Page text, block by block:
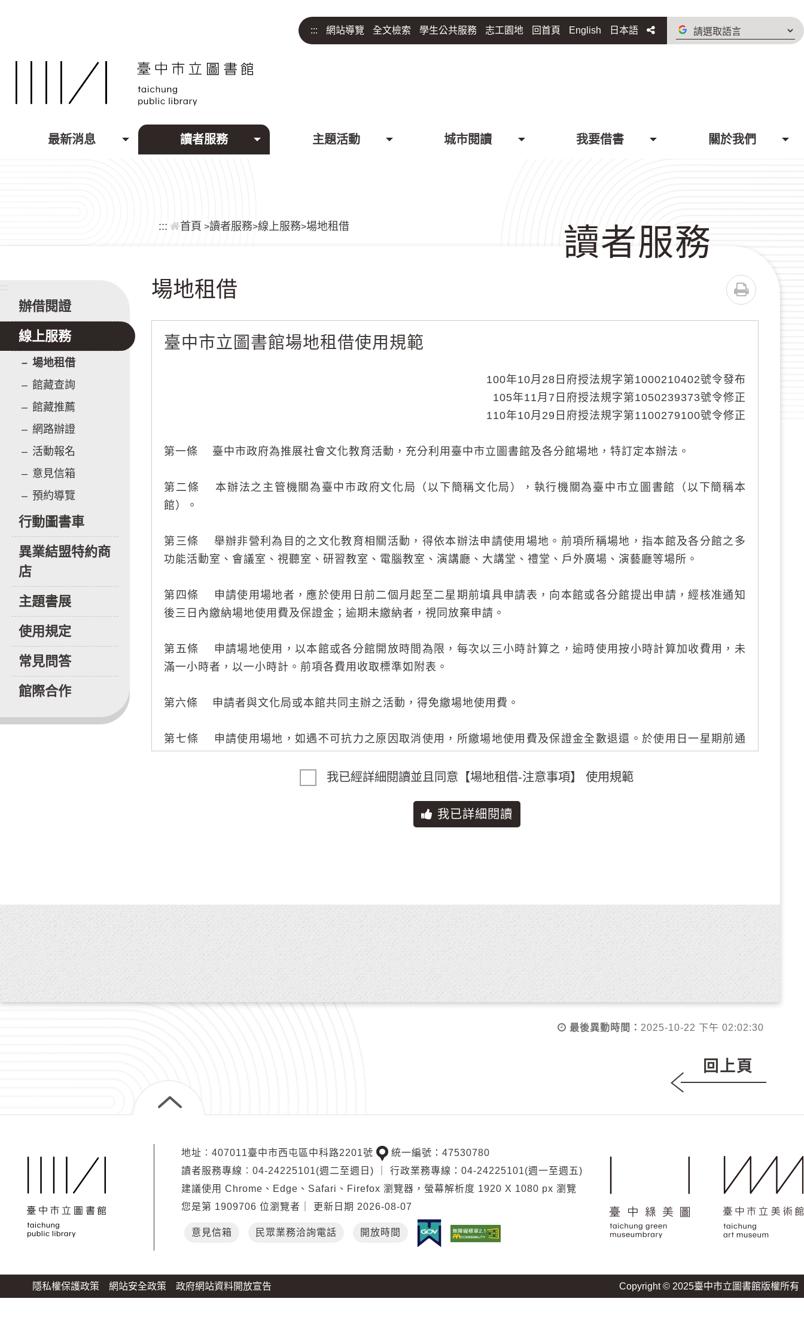
::: 網站導覽 全文檢索 學生公共服務 志工園地 回首頁 English 日本語 分享
請
選
最新消息 讀者服務 主題活動 城市閱讀 我要借書 關於我們
::: 首頁 >讀者服務>線上服務>場地租借 讀者服務
:::
辦借閱證
線上服務
場地租借
館藏查詢
館藏推薦
網路辦證
活動報名
意見信箱
預約導覽
行動圖書車
異業結盟特約商
店
主題書展
使用規定
常見問答
館際合作
場地租借
臺中市立圖書館場地租借使用規範
100年10月28日府授法規字第1000210402號令發布
105年11月7日府授法規字第1050239373號令修正
110年10月29日府授法規字第1100279100號令修正
第一條 臺中市政府為推展社會文化教育活動，充分利用臺中市立圖書館及各分館場地，特訂定本辦法。
第二條 本辦法之主管機關為臺中市政府文化局（以下簡稱文化局），執行機關為臺中市立圖書館（以下簡稱本
館）。
第三條 舉辦非營利為目的之文化教育相關活動，得依本辦法申請使用場地。前項所稱場地，指本館及各分館之多
功能活動室、會議室、視聽室、研習教室、電腦教室、演講廳、大講堂、禮堂、戶外廣場、演藝廳等場所。
第四條 申請使用場地者，應於使用日前二個月起至二星期前填具申請表，向本館或各分館提出申請，經核准通知
後三日內繳納場地使用費及保證金；逾期未繳納者，視同放棄申請。
第五條 申請場地使用，以本館或各分館開放時間為限，每次以三小時計算之，逾時使用按小時計算加收費用，未
滿一小時者，以一小時計。前項各費用收取標準如附表。
第六條 申請者與文化局或本館共同主辦之活動，得免繳場地使用費。
第七條 申請使用場地，如遇不可抗力之原因取消使用，所繳場地使用費及保證金全數退還。於使用日一星期前通
第八條 場地內外公有物品設備應依使用規定使用，須張貼海報、懸掛旗幟，啟用燈光、音響、布幕等設備及錄
音、錄影或須另接電源或安裝其他電器設備者，應徵得本館或各分館同意，並會同其人員處理。
五、從事違法情事。
第十二條 本辦法所需書表格式，由本館另定之。
附表 臺中市立圖書館場地使用收費標準表
單位：新臺幣
使用費 空調冷氣費 保證金
逾時使用費每小時
我已經詳細閱讀並且同意【場地租借-注意事項】 使用規範
我已詳細閱讀
最後異動時間： 2025-10-22 下午 02:02:30
回上頁
地址︰407011臺中市西屯區中科路2201號 交
位
置
統一編號：47530780
讀者服務專線︰04-24225101(週二至週日)
行政業務專線：04-24225101(週一至週五)
建議使用 Chrome、Edge、Safari、Firefox 瀏覽器，螢幕解析度 1920 X 1080 px 瀏覽
您是第 1909706 位瀏覽者 更新日期 2026-08-07
意見信箱 民眾業務洽詢電話 開放時間
隱私權保護政策 網站安全政策 政府網站資料開放宣告 Copyright © 2025臺中市立圖書館版權所有